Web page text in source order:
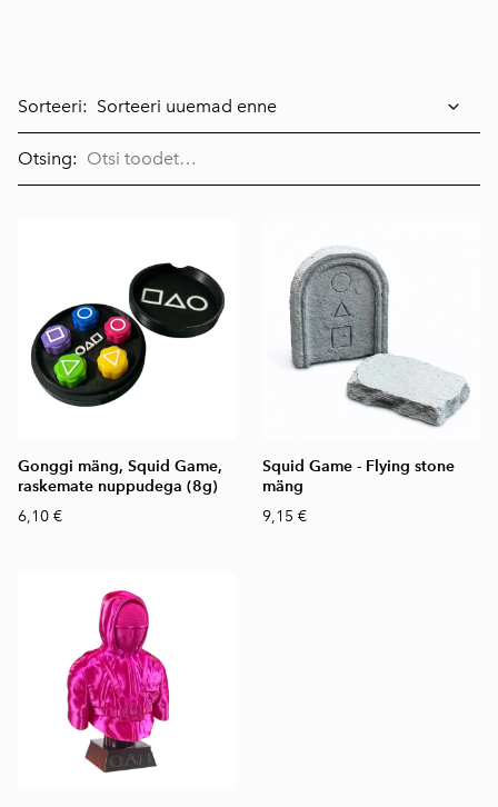
Sorteeri:
Otsing:
Gonggi mäng, Squid Game,
raskemate nuppudega (8g)
6,10 €
Squid Game - Flying stone
mäng
9,15 €